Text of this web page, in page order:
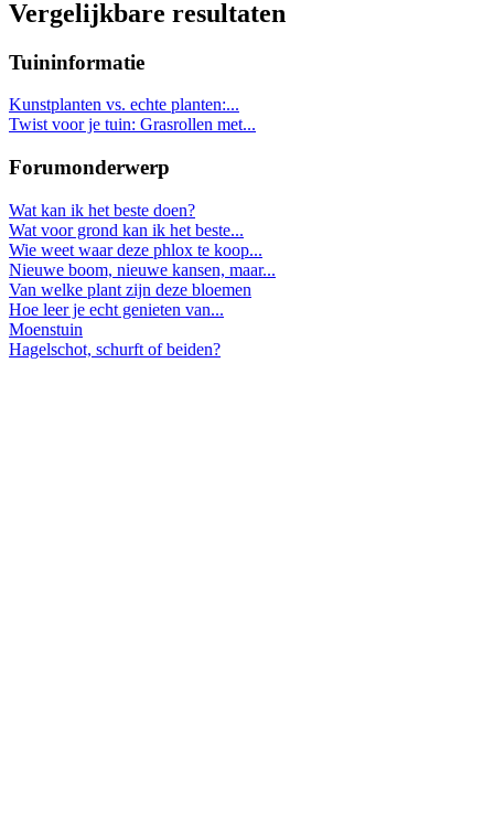
Vergelijkbare resultaten
Tuininformatie
Kunstplanten vs. echte planten:...
Twist voor je tuin: Grasrollen met...
Forumonderwerp
Wat kan ik het beste doen?
Wat voor grond kan ik het beste...
Wie weet waar deze phlox te koop...
Nieuwe boom, nieuwe kansen, maar...
Van welke plant zijn deze bloemen
Hoe leer je echt genieten van...
Moenstuin
Hagelschot, schurft of beiden?